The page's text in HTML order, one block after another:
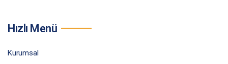
Hızlı Menü
Kurumsal